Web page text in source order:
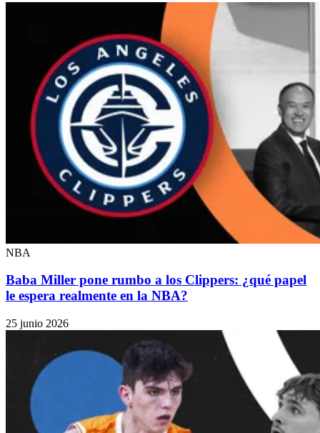
NBA
Baba Miller pone rumbo a los Clippers: ¿qué papel
le espera realmente en la NBA?
25 junio 2026